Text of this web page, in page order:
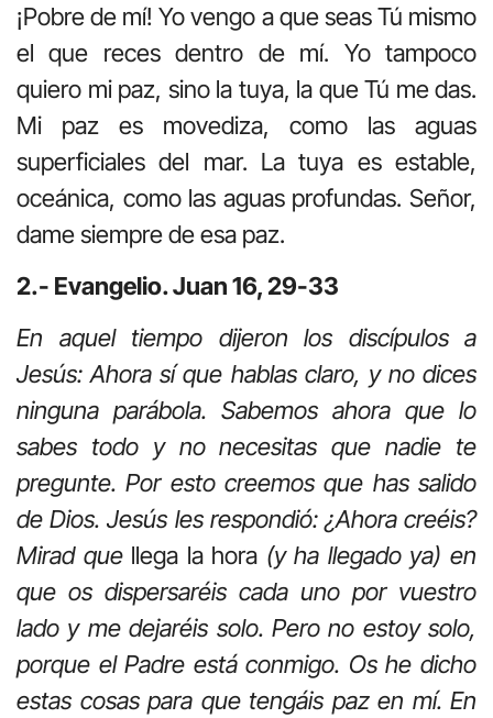
¡Pobre de mí! Yo vengo a que seas Tú mismo
el que reces dentro de mí. Yo tampoco
quiero mi paz, sino la tuya, la que Tú me das.
Mi paz es movediza, como las aguas
superficiales del mar. La tuya es estable,
oceánica, como las aguas profundas. Señor,
dame siempre de esa paz.
2.- Evangelio. Juan 16, 29-33
En aquel tiempo dijeron los discípulos a
Jesús: Ahora sí que hablas claro, y no dices
ninguna parábola. Sabemos ahora que lo
sabes todo y no necesitas que nadie te
pregunte. Por esto creemos que has salido
de Dios. Jesús les respondió: ¿Ahora creéis?
Mirad que llega la hora (y ha llegado ya) en
que os dispersaréis cada uno por vuestro
lado y me dejaréis solo. Pero no estoy solo,
porque el Padre está conmigo. Os he dicho
estas cosas para que tengáis paz en mí. En